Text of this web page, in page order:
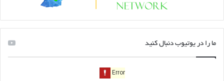
ما را در یوتیوب دنبال کنید